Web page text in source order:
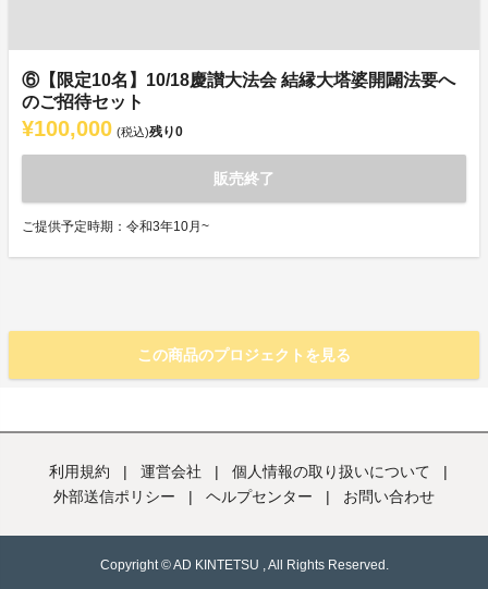
⑥【限定10名】10/18慶讃大法会 結縁大塔婆開闢法要へ
のご招待セット
¥100,000 (税込)残り0
販売終了
ご提供予定時期：令和3年10月~
この商品のプロジェクトを見る
利用規約 | 運営会社 | 個人情報の取り扱いについて
|
外部送信ポリシー
| ヘルプセンター | お問い合わせ
Copyright © AD KINTETSU , All Rights Reserved.